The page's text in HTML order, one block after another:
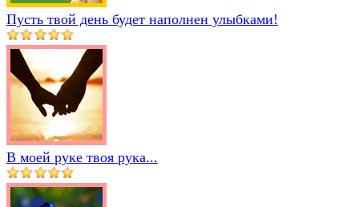
Пусть твой день будет наполнен улыбками!
В моей руке твоя рука...